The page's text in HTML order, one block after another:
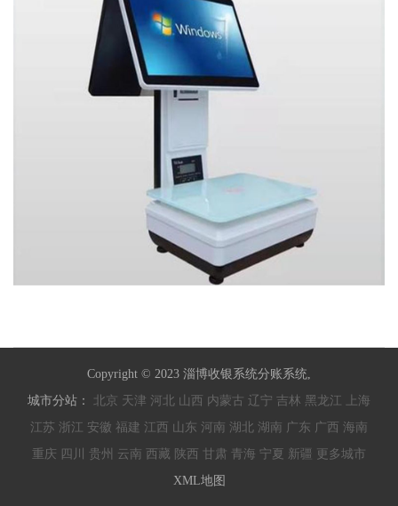
Copyright © 2023 淄博收银系统分账系统,
城市分站： 北京 天津 河北 山西 内蒙古 辽宁 吉林 黑龙江
上海
江苏 浙江 安徽 福建 江西 山东 河南 湖北 湖南 广东 广西 海南
重庆 四川 贵州 云南 西藏 陕西 甘肃 青海 宁夏 新疆 更多城市
XML地图